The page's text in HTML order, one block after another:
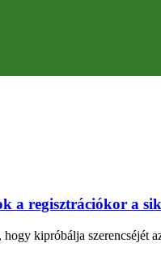
a regisztrációkor a
kipróbálja szerencséjét